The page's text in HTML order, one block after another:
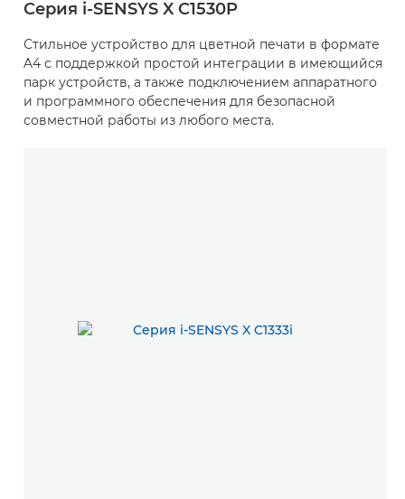
Серия i-SENSYS X C1530P
Стильное устройство для цветной печати в формате
A4 с поддержкой простой интеграции в имеющийся
парк устройств, а также подключением аппаратного
и программного обеспечения для безопасной
совместной работы из любого места.